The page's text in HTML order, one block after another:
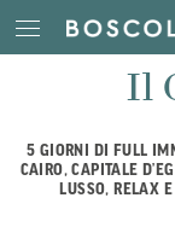
Il
5 GIORNI DI FULL
CAIRO, CAPITALE
LUSSO, RELAX